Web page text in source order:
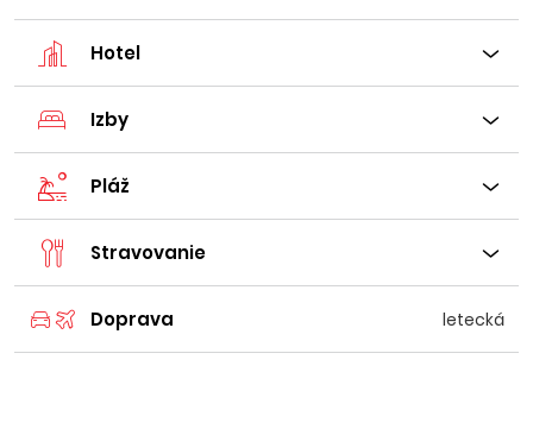
Hotel
Izby
Pláž
Stravovanie
Doprava letecká